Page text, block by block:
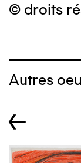
© droits
Autres
←